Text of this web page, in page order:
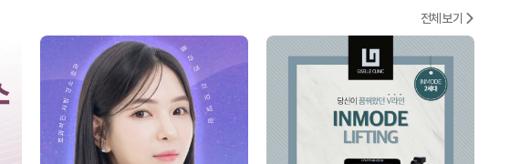
필러
전체보기